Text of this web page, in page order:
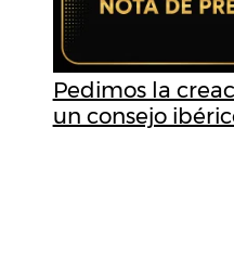
Pedimos la
un consejo